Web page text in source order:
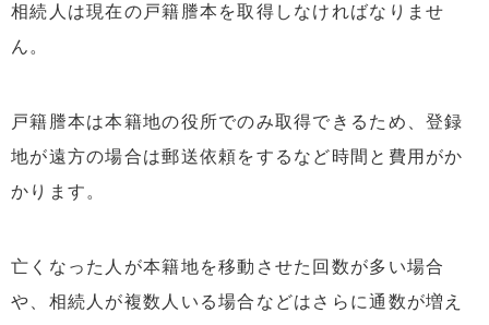
相続人は現在の戸籍謄本を取得しなければなりませ
ん。
戸籍謄本は本籍地の役所でのみ取得できるため、登録
地が遠方の場合は郵送依頼をするなど時間と費用がか
かります。
亡くなった人が本籍地を移動させた回数が多い場合
や、相続人が複数人いる場合などはさらに通数が増え